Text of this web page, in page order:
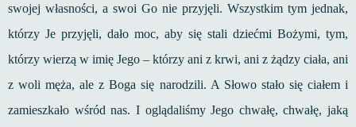
swojej własności, a swoi Go nie przyjęli. Wszystkim tym jednak,
którzy Je przyjęli, dało moc, aby się stali dziećmi Bożymi, tym,
którzy wierzą w imię Jego – którzy ani z krwi, ani z żądzy ciała, ani
z woli męża, ale z Boga się narodzili. A Słowo stało się ciałem i
zamieszkało wśród nas. I oglądaliśmy Jego chwałę, chwałę, jaką